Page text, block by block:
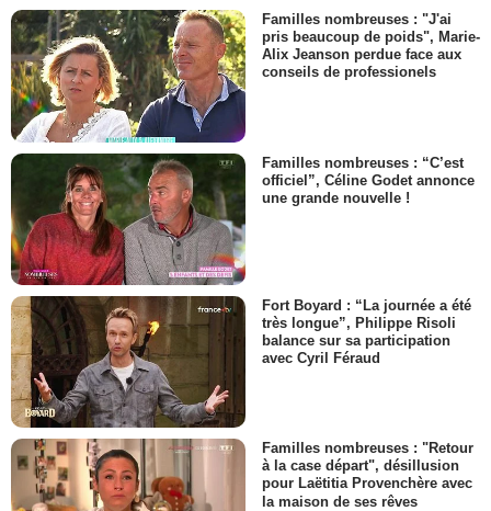
Familles nombreuses : "J'ai
pris beaucoup de poids", Marie-
Alix Jeanson perdue face aux
conseils de professionels
Familles nombreuses : “C’est
officiel”, Céline Godet annonce
une grande nouvelle !
Fort Boyard : “La journée a été
très longue”, Philippe Risoli
balance sur sa participation
avec Cyril Féraud
Familles nombreuses : "Retour
à la case départ", désillusion
pour Laëtitia Provenchère avec
la maison de ses rêves